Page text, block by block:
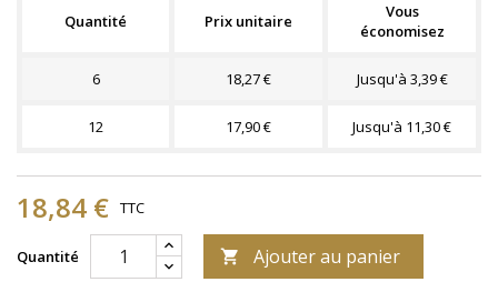
Quantité Prix unitaire
Vous
économisez
6 18,27 € Jusqu'à 3,39 €
12 17,90 € Jusqu'à 11,30 €
18,84 € TTC
Quantité  Ajouter au panier